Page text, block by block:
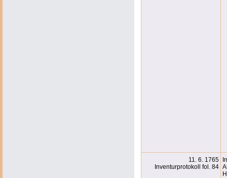
11. 6. 1765
Inventurprotokoll fol. 84